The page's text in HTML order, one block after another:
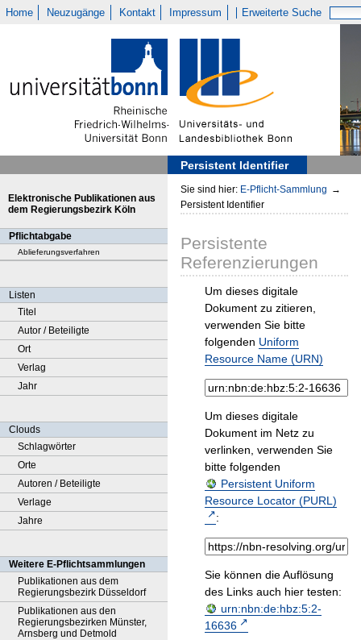
Home Neuzugänge Kontakt Impressum Erweiterte Suche
Persistent Identifier
Elektronische Publikationen aus
dem Regierungsbezirk Köln
Pflichtabgabe
Ablieferungsverfahren
Listen
Titel
Autor / Beteiligte
Ort
Verlag
Jahr
Clouds
Schlagwörter
Orte
Autoren / Beteiligte
Verlage
Jahre
Weitere E-Pflichtsammlungen
Publikationen aus dem
Regierungsbezirk Düsseldorf
Publikationen aus den
Regierungsbezirken Münster,
Arnsberg und Detmold
Sie sind hier: E-Pflicht-Sammlung →
Persistent Identifier
Persistente
Referenzierungen
Um dieses digitale
Dokument zu zitieren,
verwenden Sie bitte
folgenden Uniform
Resource Name (URN)
Um dieses digitale
Dokument im Netz zu
verlinken, verwenden Sie
bitte folgenden
Persistent Uniform
Resource Locator (PURL)
:
Sie können die Auflösung
des Links auch hier testen:
urn:nbn:de:hbz:5:2-
16636